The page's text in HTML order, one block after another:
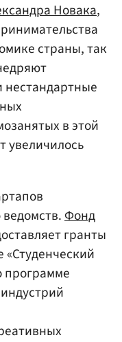
Новака,
страны, так
нестандартные
в этой
увеличилось
Фонд
гранты
программе